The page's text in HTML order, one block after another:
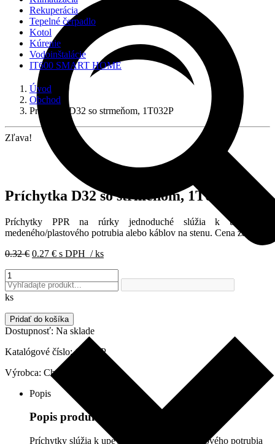
Rekuperácia
Tepelné čerpadlo
Kotol
Kúrenie
Vodoinštalácie
IT600 SMART HOME
Úvod
Obchod
Príchytka D32 so strmeňom, 1T032P
Zľava!
Príchytka D32 so strmeňom, 1T032P
Príchytky PPR na rúrky jednoduché slúžia k upevneniu
medeného/plastového potrubia alebo káblov na stenu. Cena za 1ks.
0.32€ Pôvodná
0.32 €.
0.27 €Aktuálna
0.27 €.
s DPH / ks
množstvo
Príchytka
D32
strmeňom,
1T032P
ks
Pridať do košíka
Dostupnosť: Na sklade
Katalógové číslo:1T032P
Výrobca: Chudej
Popis
Popis produktu
Príchytky slúžia k upevneniu medeného/plastového potrubia